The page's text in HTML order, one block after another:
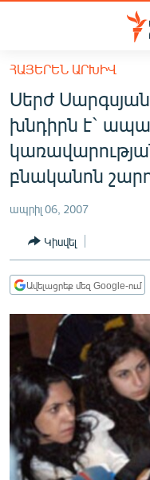
Մատչելիության
հիմնական
բովանդակությանը
Անցնել
հիմնական
մենյուին
Որոնում
ՀԱՅԱՍՏԱՆ
ՔԱՂԱՔԱԿԱՆ
ԸՆՏՐՈՒԹՅՈՒՆՆԵՐ
ՏՆՏԵՍՈՒԹՅՈՒՆ
ՂԱՐԱԲԱՂ
ՊԱՏԵՐԱԶՄԻ 6
ՏԱՐԱԾԱՇՐՋԱՆ
ՄԻՋԱԶԳԱՅԻՆ
ՄՇԱԿՈՒՅԹ
ՍՊՈՐՏ
ՄԵԿՆԱԲԱՆՈՒԹՅՈՒՆ
ՀԱՅԵՐԵՆ ԱՐԽԻՎ
Սերժ
խնդիրն է`
բնականոն
ապրիլ 06, 2007
Կիսվել
Ավելացրեք մեզ Google-ում